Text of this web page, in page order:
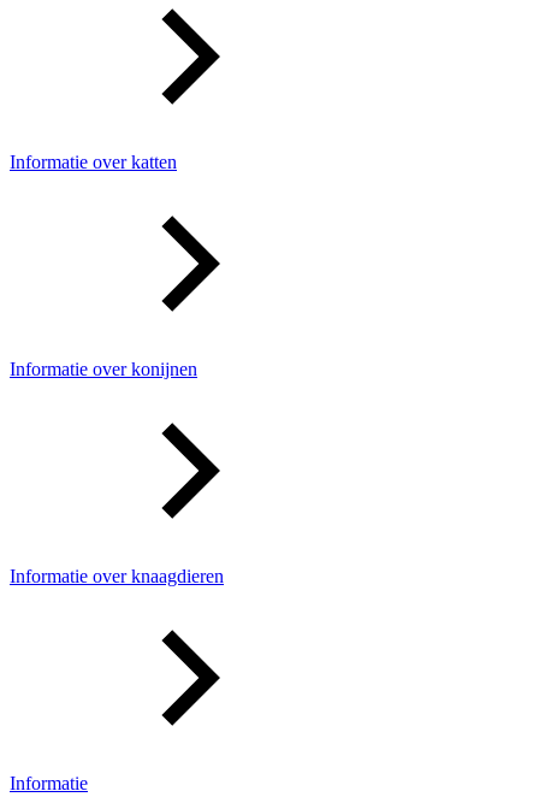
Informatie over katten
Informatie over konijnen
Informatie over knaagdieren
Informatie